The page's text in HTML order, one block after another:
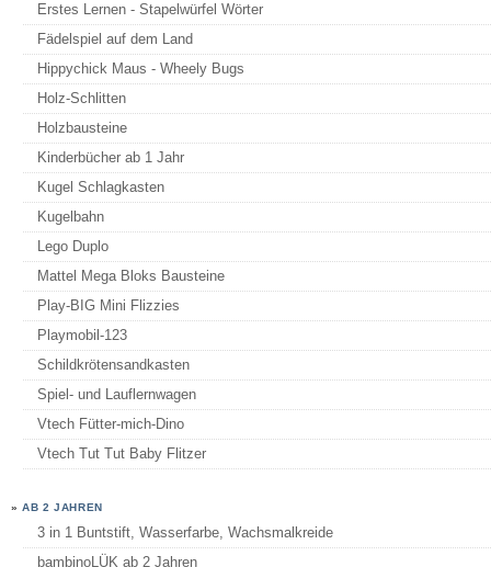
Erstes Lernen - Stapelwürfel Wörter
Fädelspiel auf dem Land
Hippychick Maus - Wheely Bugs
Holz-Schlitten
Holzbausteine
Kinderbücher ab 1 Jahr
Kugel Schlagkasten
Kugelbahn
Lego Duplo
Mattel Mega Bloks Bausteine
Play-BIG Mini Flizzies
Playmobil-123
Schildkrötensandkasten
Spiel- und Lauflernwagen
Vtech Fütter-mich-Dino
Vtech Tut Tut Baby Flitzer
»AB 2 JAHREN
3 in 1 Buntstift, Wasserfarbe, Wachsmalkreide
bambinoLÜK ab 2 Jahren